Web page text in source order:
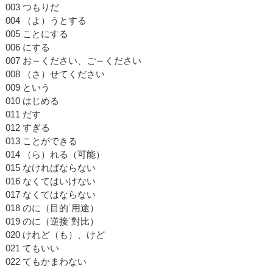
003 つもりだ
004 （よ）うとする
005 ことにする
006 にする
007 お～ください、ご～ください
008 （さ）せてください
009 という
010 はじめる
011 だす
012 すぎる
013 ことができる
014 （ら）れる（可能）
015 なければならない
016 なくてはいけない
017 なくてはならない
018 のに（目的˙用途）
019 のに（逆接˙對比）
020 けれど（も）、けど
021 てもいい
022 てもかまわない